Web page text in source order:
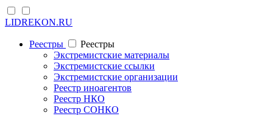
LIDREKON.RU
Реестры
Реестры
Экстремистские материалы
Экстремистские ссылки
Экстремистские организации
Реестр иноагентов
Реестр НКО
Реестр СОНКО